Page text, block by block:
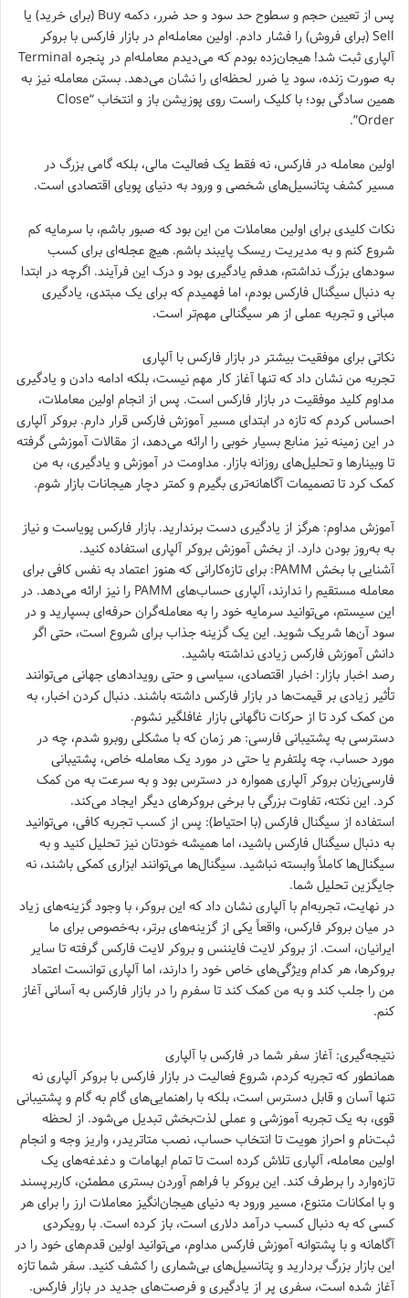
پس از تعیین حجم و سطوح حد سود و حد ضرر، دکمه Buy (برای خرید) یا
Sell (برای فروش) را فشار دادم. اولین معامله‌ام در بازار فارکس با بروکر
آلپاری ثبت شد! هیجان‌زده بودم که می‌دیدم معامله‌ام در پنجره Terminal
به صورت زنده، سود یا ضرر لحظه‌ای را نشان می‌دهد. بستن معامله نیز به
همین سادگی بود؛ با کلیک راست روی پوزیشن باز و انتخاب “Close
Order”.
اولین معامله در فارکس، نه فقط یک فعالیت مالی، بلکه گامی بزرگ در
مسیر کشف پتانسیل‌های شخصی و ورود به دنیای پویای اقتصادی است.
نکات کلیدی برای اولین معاملات من این بود که صبور باشم، با سرمایه کم
شروع کنم و به مدیریت ریسک پایبند باشم. هیچ عجله‌ای برای کسب
سودهای بزرگ نداشتم، هدفم یادگیری بود و درک این فرآیند. اگرچه در ابتدا
به دنبال سیگنال فارکس بودم، اما فهمیدم که برای یک مبتدی، یادگیری
مبانی و تجربه عملی از هر سیگنالی مهم‌تر است.
نکاتی برای موفقیت بیشتر در بازار فارکس با آلپاری
تجربه من نشان داد که تنها آغاز کار مهم نیست، بلکه ادامه دادن و یادگیری
مداوم کلید موفقیت در بازار فارکس است. پس از انجام اولین معاملات،
احساس کردم که تازه در ابتدای مسیر آموزش فارکس قرار دارم. بروکر آلپاری
در این زمینه نیز منابع بسیار خوبی را ارائه می‌دهد، از مقالات آموزشی گرفته
تا وبینارها و تحلیل‌های روزانه بازار. مداومت در آموزش و یادگیری، به من
کمک کرد تا تصمیمات آگاهانه‌تری بگیرم و کمتر دچار هیجانات بازار شوم.
آموزش مداوم: هرگز از یادگیری دست برندارید. بازار فارکس پویاست و نیاز
به به‌روز بودن دارد. از بخش آموزش بروکر آلپاری استفاده کنید.
آشنایی با بخش PAMM: برای تازه‌کارانی که هنوز اعتماد به نفس کافی برای
معامله مستقیم را ندارند، آلپاری حساب‌های PAMM را نیز ارائه می‌دهد. در
این سیستم، می‌توانید سرمایه خود را به معامله‌گران حرفه‌ای بسپارید و در
سود آن‌ها شریک شوید. این یک گزینه جذاب برای شروع است، حتی اگر
دانش آموزش فارکس زیادی نداشته باشید.
رصد اخبار بازار: اخبار اقتصادی، سیاسی و حتی رویدادهای جهانی می‌توانند
تأثیر زیادی بر قیمت‌ها در بازار فارکس داشته باشند. دنبال کردن اخبار، به
من کمک کرد تا از حرکات ناگهانی بازار غافلگیر نشوم.
دسترسی به پشتیبانی فارسی: هر زمان که با مشکلی روبرو شدم، چه در
مورد حساب، چه پلتفرم یا حتی در مورد یک معامله خاص، پشتیبانی
فارسی‌زبان بروکر آلپاری همواره در دسترس بود و به سرعت به من کمک
کرد. این نکته، تفاوت بزرگی با برخی بروکرهای دیگر ایجاد می‌کند.
استفاده از سیگنال فارکس (با احتیاط): پس از کسب تجربه کافی، می‌توانید
به دنبال سیگنال فارکس باشید، اما همیشه خودتان نیز تحلیل کنید و به
سیگنال‌ها کاملاً وابسته نباشید. سیگنال‌ها می‌توانند ابزاری کمکی باشند، نه
جایگزین تحلیل شما.
در نهایت، تجربه‌ام با آلپاری نشان داد که این بروکر، با وجود گزینه‌های زیاد
در میان بروکر فارکس، واقعاً یکی از گزینه‌های برتر، به‌خصوص برای ما
ایرانیان، است. از بروکر لایت فایننس و بروکر لایت فارکس گرفته تا سایر
بروکرها، هر کدام ویژگی‌های خاص خود را دارند، اما آلپاری توانست اعتماد
من را جلب کند و به من کمک کند تا سفرم را در بازار فارکس به آسانی آغاز
کنم.
نتیجه‌گیری: آغاز سفر شما در فارکس با آلپاری
همانطور که تجربه کردم، شروع فعالیت در بازار فارکس با بروکر آلپاری نه
تنها آسان و قابل دسترس است، بلکه با راهنمایی‌های گام به گام و پشتیبانی
قوی، به یک تجربه آموزشی و عملی لذت‌بخش تبدیل می‌شود. از لحظه
ثبت‌نام و احراز هویت تا انتخاب حساب، نصب متاتریدر، واریز وجه و انجام
اولین معامله، آلپاری تلاش کرده است تا تمام ابهامات و دغدغه‌های یک
تازه‌وارد را برطرف کند. این بروکر با فراهم آوردن بستری مطمئن، کاربرپسند
و با امکانات متنوع، مسیر ورود به دنیای هیجان‌انگیز معاملات ارز را برای هر
کسی که به دنبال کسب درآمد دلاری است، باز کرده است. با رویکردی
آگاهانه و با پشتوانه آموزش فارکس مداوم، می‌توانید اولین قدم‌های خود را در
این بازار بزرگ بردارید و پتانسیل‌های بی‌شماری را کشف کنید. سفر شما تازه
آغاز شده است، سفری پر از یادگیری و فرصت‌های جدید در بازار فارکس.